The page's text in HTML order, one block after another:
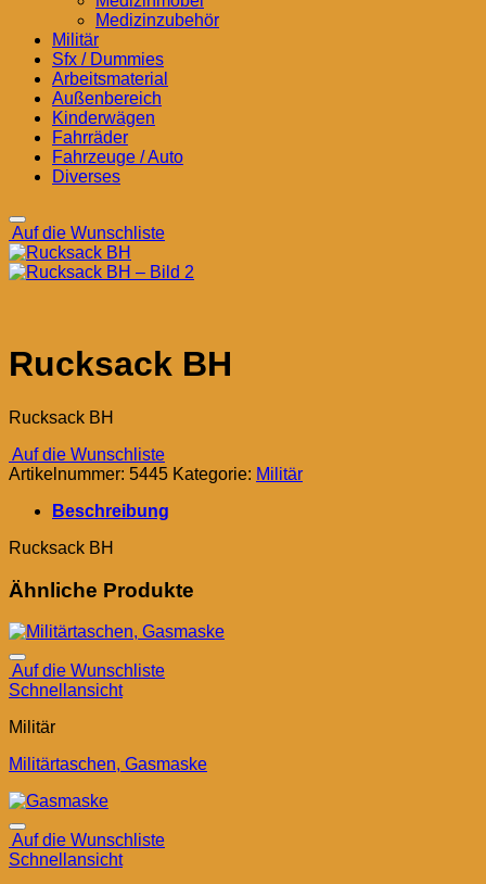
Medizinzubehör
Militär
Sfx / Dummies
Arbeitsmaterial
Außenbereich
Kinderwägen
Fahrräder
Fahrzeuge / Auto
Diverses
Auf die Wunschliste
Rucksack BH
Rucksack BH
Auf die Wunschliste
Artikelnummer: 5445 Kategorie: Militär
Beschreibung
Rucksack BH
Ähnliche Produkte
Auf die Wunschliste
Schnellansicht
Militär
Militärtaschen, Gasmaske
Auf die Wunschliste
Schnellansicht